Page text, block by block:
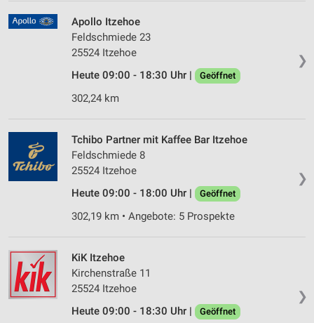
❯
Apollo Itzehoe
Feldschmiede 23
25524 Itzehoe
Heute 09:00 - 18:30 Uhr |
Geöffnet
302,24 km
❯
Tchibo Partner mit Kaffee Bar Itzehoe
Feldschmiede 8
25524 Itzehoe
Heute 09:00 - 18:00 Uhr |
Geöffnet
302,19 km • Angebote: 5 Prospekte
❯
KiK Itzehoe
Kirchenstraße 11
25524 Itzehoe
Heute 09:00 - 18:30 Uhr |
Geöffnet